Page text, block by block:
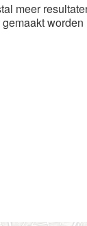
meer
worden